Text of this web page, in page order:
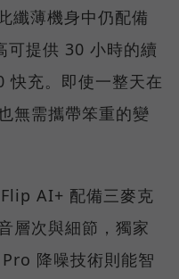
薄機身中仍配備
可提供 30 小時的續
快充。即使一整天在
無需攜帶笨重的變
AI+ 配備三麥克
層次與細節，獨家
降噪技術則能智